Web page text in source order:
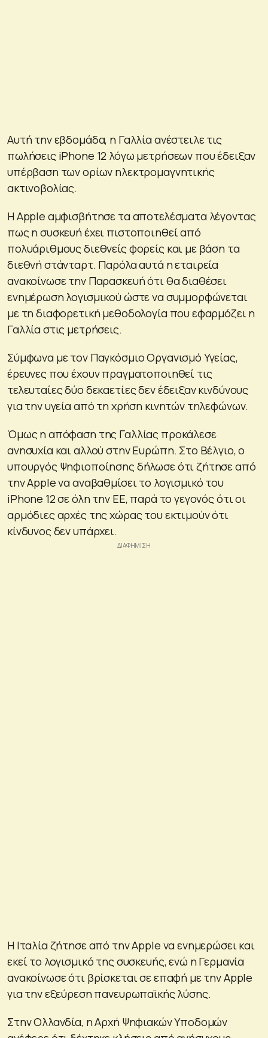
Αυτή την εβδομάδα, η Γαλλία ανέστειλε τις
πωλήσεις iPhone 12 λόγω μετρήσεων που έδειξαν
υπέρβαση των ορίων ηλεκτρομαγνητικής
ακτινοβολίας.
Η Apple αμφισβήτησε τα αποτελέσματα λέγοντας
πως η συσκευή έχει πιστοποιηθεί από
πολυάριθμους διεθνείς φορείς και με βάση τα
διεθνή στάνταρτ. Παρόλα αυτά η εταιρεία
ανακοίνωσε την Παρασκευή ότι θα διαθέσει
ενημέρωση λογισμικού ώστε να συμμορφώνεται
με τη διαφορετική μεθοδολογία που εφαρμόζει η
Γαλλία στις μετρήσεις.
Σύμφωνα με τον Παγκόσμιο Οργανισμό Υγείας,
έρευνες που έχουν πραγματοποιηθεί τις
τελευταίες δύο δεκαετίες δεν έδειξαν κινδύνους
για την υγεία από τη χρήση κινητών τηλεφώνων.
Όμως η απόφαση της Γαλλίας προκάλεσε
ανησυχία και αλλού στην Ευρώπη. Στο Βέλγιο, ο
υπουργός Ψηφιοποίησης δήλωσε ότι ζήτησε από
την Apple να αναβαθμίσει το λογισμικό του
iPhone 12 σε όλη την ΕΕ, παρά το γεγονός ότι οι
αρμόδιες αρχές της χώρας του εκτιμούν ότι
κίνδυνος δεν υπάρχει.
Η Ιταλία ζήτησε από την Apple να ενημερώσει και
εκεί το λογισμικό της συσκευής, ενώ η Γερμανία
ανακοίνωσε ότι βρίσκεται σε επαφή με την Apple
για την εξεύρεση πανευρωπαϊκής λύσης.
Στην Ολλανδία, η Αρχή Ψηφιακών Υποδομών